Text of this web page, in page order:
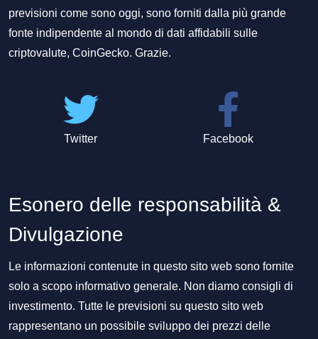
previsioni come sono oggi, sono forniti dalla più grande
fonte indipendente al mondo di dati affidabili sulle
criptovalute, CoinGecko. Grazie.
Twitter Facebook
Esonero delle responsabilità &
Divulgazione
Le informazioni contenute in questo sito web sono fornite
solo a scopo informativo generale. Non diamo consigli di
investimento. Tutte le previsioni su questo sito web
rappresentano un possibile sviluppo dei prezzi delle